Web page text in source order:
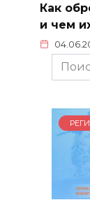
Как
и чем
Search
for: